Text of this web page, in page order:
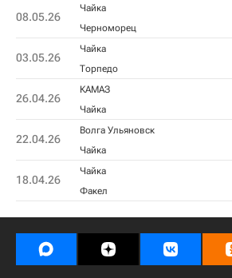
08.05.26
Чайка
Черноморец
03.05.26
Чайка
Торпедо
26.04.26
КАМАЗ
Чайка
22.04.26
Волга Ульяновск
Чайка
18.04.26
Чайка
Факел